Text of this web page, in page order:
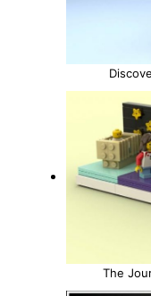
The